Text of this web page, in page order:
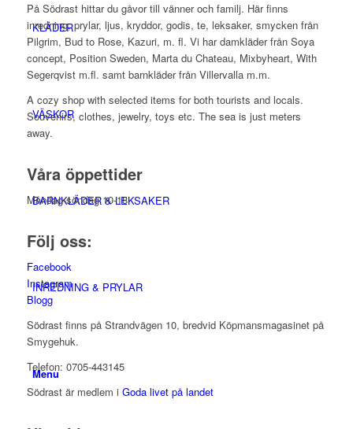
KLÄDER
VÄSKOR
BARNKLÄDER & LEKSAKER
INREDNING & PRYLAR
Menu
På Södrast hittar du gåvor till vänner och familj. Här finns
inredning, prylar, ljus, kryddor, godis, te, leksaker, smycken från
Pilgrim, Bud to Rose, Kazuri, m. fl. Vi har damkläder från Soya
concept, Position Sweden, Marta du Chateau, Mixbyheart, With
Segerqvist m.fl. samt barnkläder från Villervalla m.m.
A cozy shop with selected items for both tourists and locals.
Souvenirs, clothes, jewelry, toys etc. The sea is just meters
away.
Våra öppettider
Måndag-söndag 10-18
Följ oss:
Facebook
Instagram
Blogg
Södrast finns på Strandvägen 10, bredvid Köpmansmagasinet på
Smygehuk.
Telefon: 0705-443145
Södrast är medlem i Goda livet på landet